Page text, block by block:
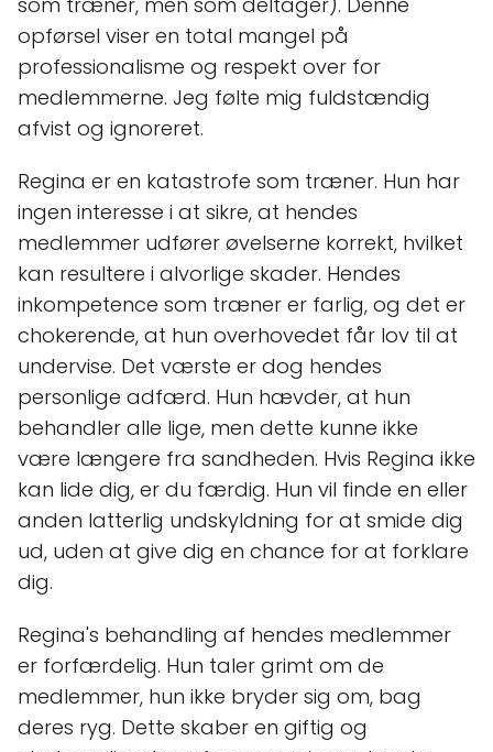
opførsel viser en total mangel på
professionalisme og respekt over for
medlemmerne. Jeg følte mig fuldstændig
afvist og ignoreret.
Regina er en katastrofe som træner. Hun har
ingen interesse i at sikre, at hendes
medlemmer udfører øvelserne korrekt, hvilket
kan resultere i alvorlige skader. Hendes
inkompetence som træner er farlig, og det er
chokerende, at hun overhovedet får lov til at
undervise. Det værste er dog hendes
personlige adfærd. Hun hævder, at hun
behandler alle lige, men dette kunne ikke
være længere fra sandheden. Hvis Regina ikke
kan lide dig, er du færdig. Hun vil finde en eller
anden latterlig undskyldning for at smide dig
ud, uden at give dig en chance for at forklare
dig.
Regina's behandling af hendes medlemmer
er forfærdelig. Hun taler grimt om de
medlemmer, hun ikke bryder sig om, bag
deres ryg. Dette skaber en giftig og